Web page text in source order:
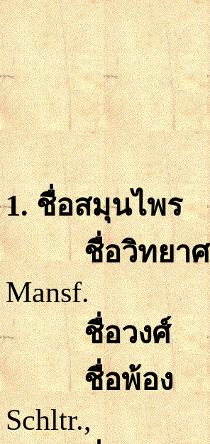
1.ชื่อสมุนไพ
ชื่อวิทยาศ
Mansf.
ชื่อวงศ์
ชื่อพ้อง
Schltr.,